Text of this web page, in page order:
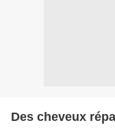
Des cheveux